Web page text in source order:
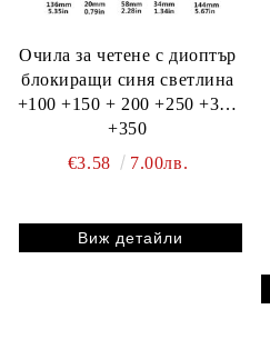
Очила за четене с диоптър
блокиращи синя светлина
+100 +150 + 200 +250 +300
+350
€3.58
7.00лв.
Виж детайли